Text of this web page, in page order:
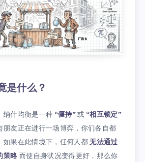
是什么？
纳什均衡是一种 “僵持”或 “相互锁定”
朋友正在进行一场博弈，你们各自都
如果在此情境下，任何人都无法通过
策略 而使自身状况变得更好，那么你